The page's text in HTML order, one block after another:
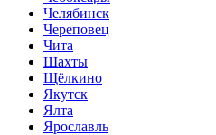
Челябинск
Череповец
Чита
Шахты
Щёлкино
Якутск
Ялта
Ярославль